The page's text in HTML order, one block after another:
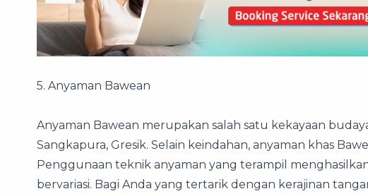
5. Anyaman Bawean
Anyaman Bawean merupakan salah satu kekayaan
Sangkapura, Gresik. Selain keindahan, anyaman khas
Penggunaan teknik anyaman yang terampil
bervariasi. Bagi Anda yang tertarik dengan kerajinan